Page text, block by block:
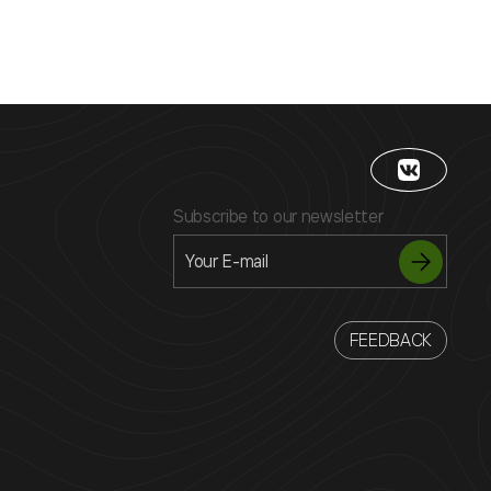
Subscribe to our newsletter
FEEDBACK